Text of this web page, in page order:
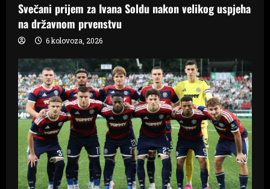
Svečani prijem za Ivana Soldu nakon velikog uspjeha
na državnom prvenstvu
6 kolovoza, 2026